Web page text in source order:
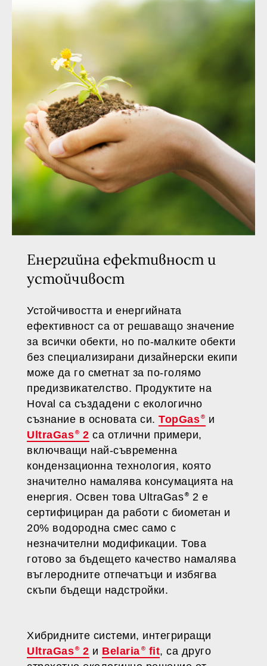
Енергийна ефективност и
устойчивост
Устойчивостта и енергийната
ефективност са от решаващо значение
за всички обекти, но по-малките обекти
без специализирани дизайнерски екипи
може да го сметнат за по-голямо
предизвикателство. Продуктите на
Hoval са създадени с екологично
съзнание в основата си. TopGas
и
UltraGas
2 са отлични примери,
включващи най-съвременна
кондензационна технология, която
значително намалява консумацията на
енергия. Освен това UltraGas
2 е
сертифициран да работи с биометан и
20% водородна смес само с
незначителни модификации. Това
готово за бъдещето качество намалява
въглеродните отпечатъци и избягва
скъпи бъдещи надстройки.
Хибридните системи, интегриращи
UltraGas
2 и Belaria fit, са друго